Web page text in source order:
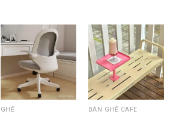
GHẾ BÀN GHẾ CAFE